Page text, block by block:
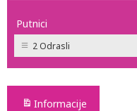
Putnici
2 Odrasli
Informacije